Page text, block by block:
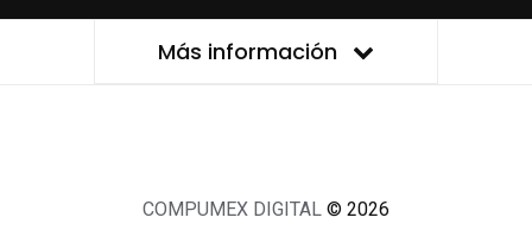
Más información
COMPUMEX DIGITAL © 2026